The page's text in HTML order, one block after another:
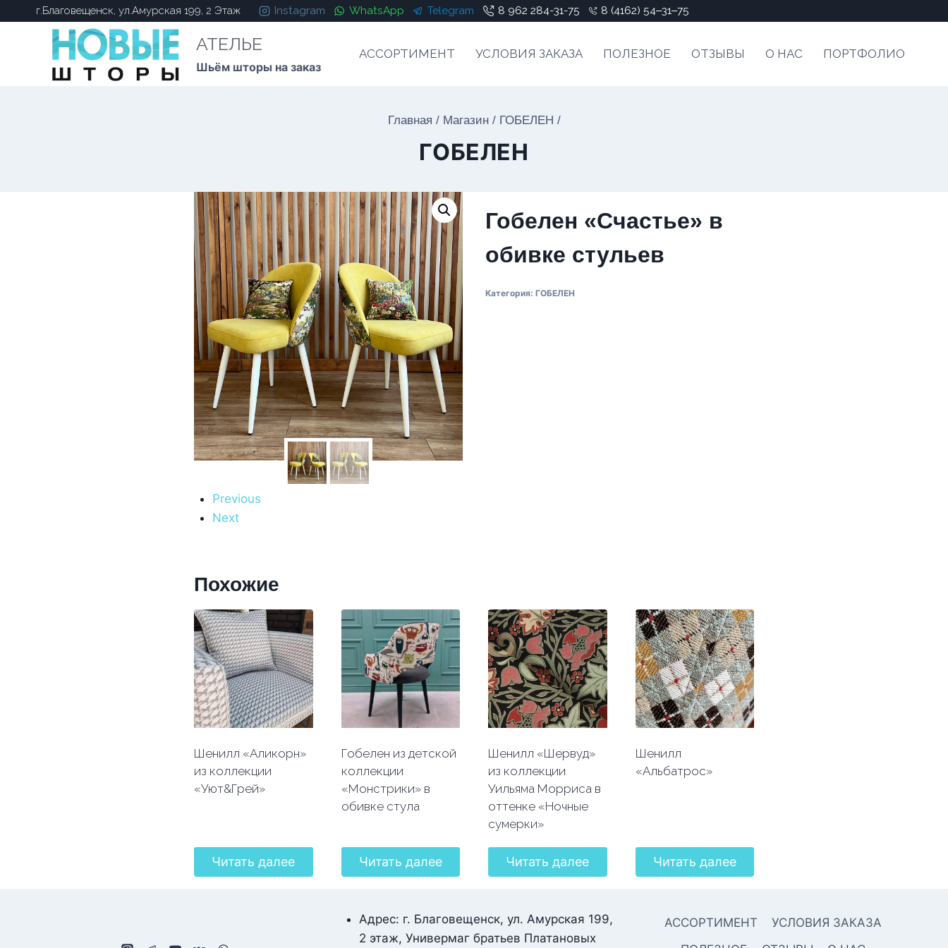
г.Благовещенск, ул.Амурская 199, 2 Этаж Instagram WhatsApp Telegram 8 962 284-31-75 8 (4162) 54‒31‒75
АТЕЛЬЕ
Шьём шторы на заказ
АССОРТИМЕНТ УСЛОВИЯ ЗАКАЗА ПОЛЕЗНОЕ ОТЗЫВЫ О НАС ПОРТФОЛИО
Главная / Магазин / ГОБЕЛЕН /
ГОБЕЛЕН
Previous
Next
Гобелен «Счастье» в
обивке стульев
Категория: ГОБЕЛЕН
Похожие
Шенилл «Аликорн»
из коллекции
«Уют&Грей»
Читать далее
Гобелен из детской
коллекции
«Монстрики» в
обивке стула
Читать далее
Шенилл «Шервуд»
из коллекции
Уильяма Морриса в
оттенке «Ночные
сумерки»
Читать далее
Шенилл
«Альбатрос»
Читать далее
Адрес: г. Благовещенск, ул. Амурская 199,
2 этаж, Универмаг братьев Платановых
АССОРТИМЕНТ
УСЛОВИЯ ЗАКАЗА